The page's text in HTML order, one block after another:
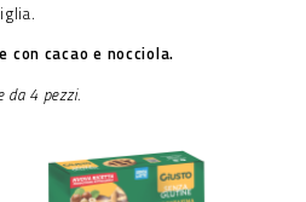
con cacao e nocciola.
da 4 pezzi.